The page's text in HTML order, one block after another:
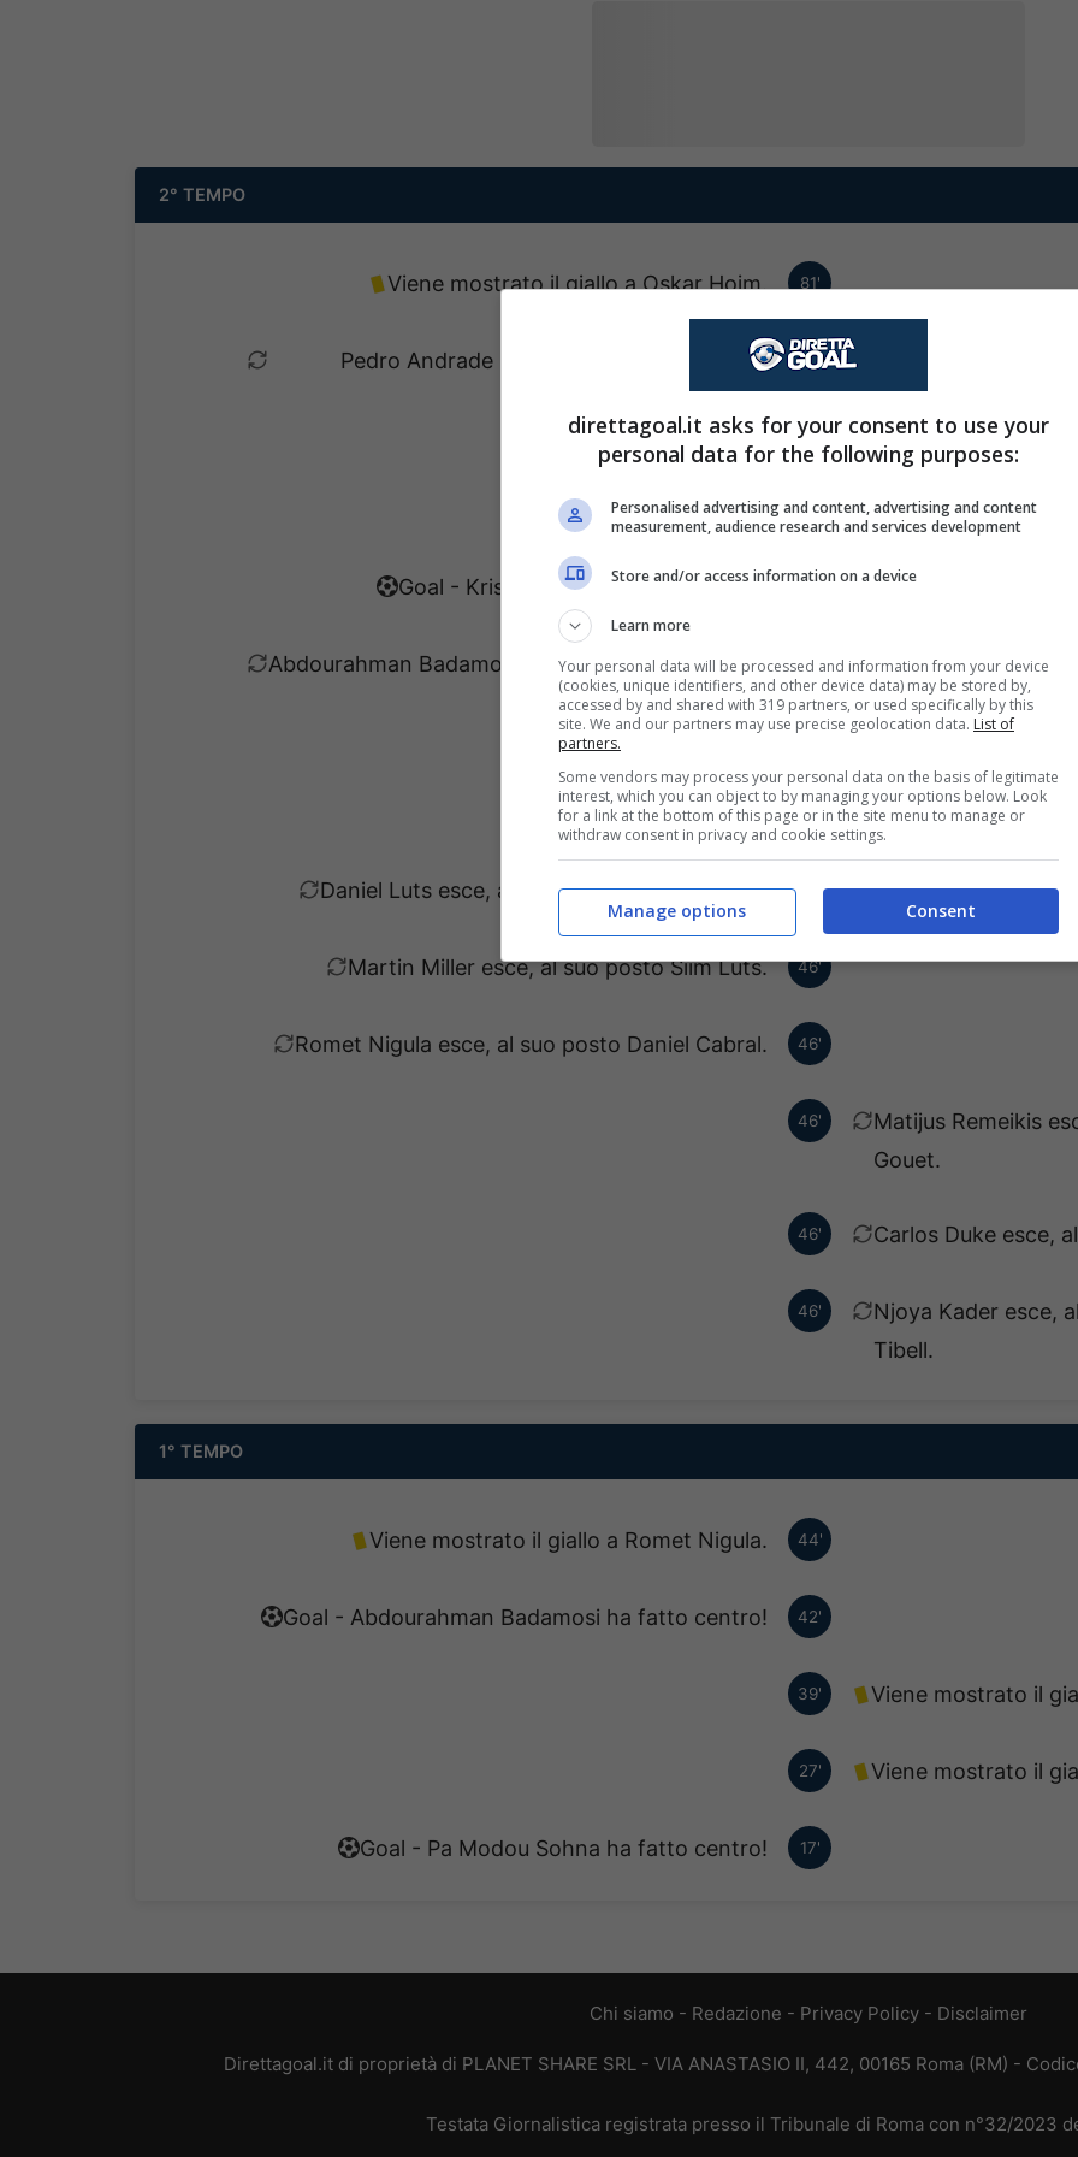
2° TEMPO
81'
Viene mostrato il giallo a Oskar Hoim.
73'
Pedro Andrade Drozina esce, al suo posto
Michael Lilander.
Vilius
Kazlauskas.
69'
Goal - Kristofer Piht ha fatto centro!
66'
Abdourahman Badamosi esce, al suo posto Henri
Anier.
64'
Esmilis Kausinis
Schedryi.
Daniel Luts esce, al suo posto Kristofer Piht.
46'
Martin Miller esce, al suo posto Siim Luts.
46'
Romet Nigula esce, al suo posto Daniel Cabral.
46'
Matijus Remeikis
Gouet.
46' Carlos Duke esce,
46'
Njoya Kader esce,
Tibell.
1° TEMPO
44'
Viene mostrato il giallo a Romet Nigula.
42'
Goal - Abdourahman Badamosi ha fatto centro!
39' Viene mostrato il
27' Viene mostrato il
17'
Goal - Pa Modou Sohna ha fatto centro!
Chi siamo - Redazione - Privacy Policy - Disclaimer
Direttagoal.it di proprietà di PLANET SHARE SRL - VIA ANASTASIO II, 442, 00165 Roma (RM) -
Testata Giornalistica registrata presso il Tribunale di Roma con n°32/2023
direttagoal.it asks for your consent to use your
personal data for the following purposes:
Personalised advertising and content, advertising and content
measurement, audience research and services development
Store and/or access information on a device
Learn more
Your personal data will be processed and information from your device
(cookies, unique identifiers, and other device data) may be stored by,
accessed by and shared with 319 partners, or used specifically by this
site. We and our partners may use precise geolocation data. List of
partners.
Some vendors may process your personal data on the basis of legitimate
interest, which you can object to by managing your options below. Look
for a link at the bottom of this page or in the site menu to manage or
withdraw consent in privacy and cookie settings.
Consent
Manage options